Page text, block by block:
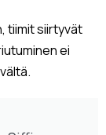
tiimit siirtyvät
ei